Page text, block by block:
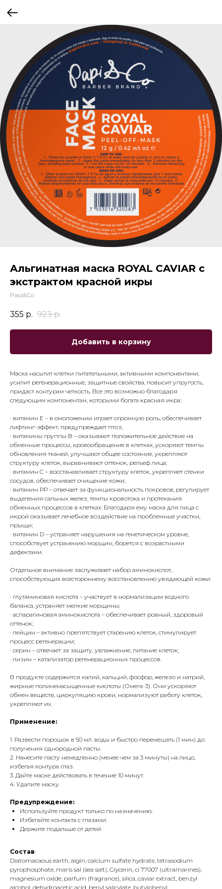
Альгинатная маска ROYAL CAVIAR c
экстрактом красной икры
Papi&Co
355 р. 923 р.
Добавить в корзину
Маска насытит клетки питательными, активными компонентами,
усилит регенерационные, защитные свойства, повысит упругость,
придаст контурам четкость. Все это возможно благодаря
следующим компонентам, которыми богата красная икра:
· витамин E – в омоложении играет огромную роль, обеспечивает
лифтинг-эффект, предупреждает птоз;
· витамины группы B – оказывают положительное действие на
обменные процессы, кровообращение в клетках, ускоряют темпы
обновления тканей, улучшают общее состояние, укрепляют
структуру клеток, выравнивают оттенок, рельеф лица;
· витамин C – восстанавливает структуру клеток, укрепляет стенки
сосудов, обеспечивает очищение кожи;
· витамин РР – отвечает за функциональность покровов, регулирует
выделения сальных желез, темпы кровотока и протекания
обменных процессов в клетках. Благодаря ему маска для лица с
икрой оказывает лечебное воздействие на проблемные участки,
прыщи;
· витамин D – устраняет нарушения на генетическом уровне,
способствует устранению морщин, борется с возрастными
дефектами.
Отдельное внимание заслуживает набор аминокислот,
способствующих всестороннему восстановлению увядающей кожи:
· глутаминовая кислота – участвует в нормализации водного
баланса, устраняет мелкие морщины;
· аспарагиновая аминокислота – обеспечивает ровный, здоровый
оттенок;
· лейцин – активно препятствует старению клеток, стимулирует
процесс регенерации;
· серин – отвечает за защиту, увлажнение, питание клеток;
· лизин – катализатор регенерационных процессов.
В продукте содержится калий, кальций, фосфор, железо и натрий,
жирные полиненасыщенные кислоты (Омега-3). Они ускоряют
обмен веществ, циркуляцию крови, нормализуют работу клеток,
укрепляют их.
Применение:
1. Развести порошок в 50 мл. воды и быстро перемешать (1 мин) до
получения однородной пасты.
2. Нанесите пасту немедленно (менее чем за 3 минуты) на лицо,
избегая контура глаз.
3. Дайте маске действовать в течение 10 минут.
4. Удалите маску.
Предупреждение:
Используйте продукт только по назначению.
Избегайте контакта с глазами.
Держите подальше от детей.
Состав:
Diatomacaous earth, algin, calcium sulfate hydrate, tetrasodium
pyrophosphate, maris sal (sea salt), Glycerin, ci 77007 (ultramarines),
magnesium oxide, parfum (fragrance), silica, caviar extract, benzyl
alcohol, dehydroacetic acid, benyl salicylate, butylphenyl